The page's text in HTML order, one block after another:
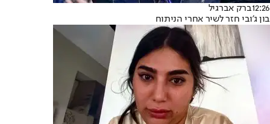
12:26ברק אברגיל
בון ג'ובי חזר לשיר אחרי הניתוח